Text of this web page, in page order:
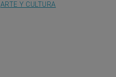
ARTE Y CULTURA